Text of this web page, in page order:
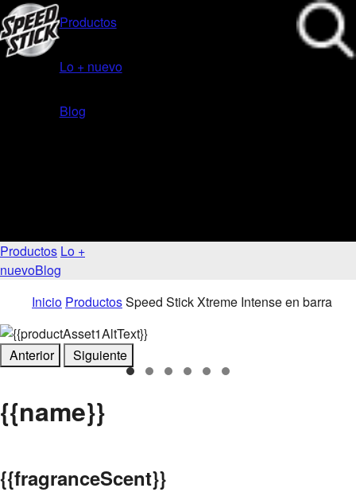
Productos
Lo + nuevo
Blog
Productos Lo +
nuevoBlog
Inicio ProductosSpeed Stick Xtreme Intense en barra
Anterior Siguiente
{{name}}
{{fragranceScent}}